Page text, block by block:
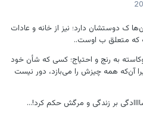
ک دوستشان دارد؛ نیز از خانه و عادات
که متعلق ب اوست..
به رنج و احتیاج؛ کسی که شأن خود
آن‌که همه چیزش را می‌بازد، دور نیست
بر زندگی و مرگش حکم کرد!...